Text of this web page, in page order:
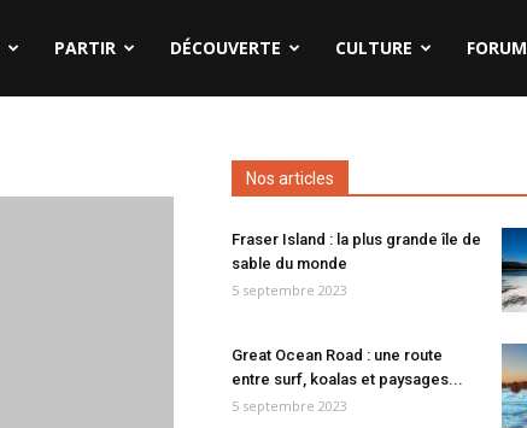
PARTIR DÉCOUVERTE CULTURE FORUM
Nos articles
Fraser Island : la plus grande île de
sable du monde
5 septembre 2023
Great Ocean Road : une route
entre surf, koalas et paysages...
5 septembre 2023